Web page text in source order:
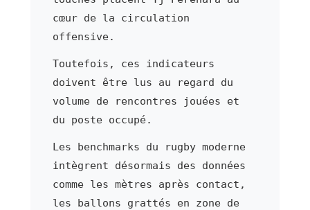
cœur de la circulation
offensive.
Toutefois, ces indicateurs
doivent être lus au regard du
volume de rencontres jouées et
du poste occupé.
Les benchmarks du rugby moderne
intègrent désormais des données
comme les mètres après contact,
les ballons grattés en zone de